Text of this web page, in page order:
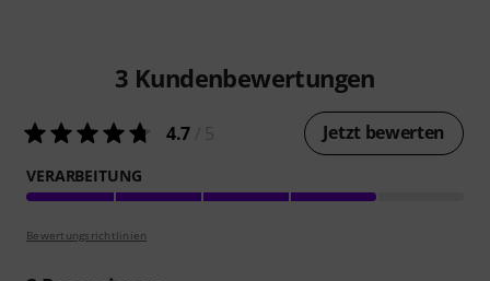
3 Kundenbewertungen
4.7 Jetzt bewerten
VERARBEITUNG
Bewertungsrichtlinien